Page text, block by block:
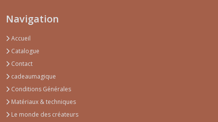
Navigation
Accueil
Catalogue
Contact
cadeaumagique
Conditions Générales
Matériaux & techniques
Le monde des créateurs